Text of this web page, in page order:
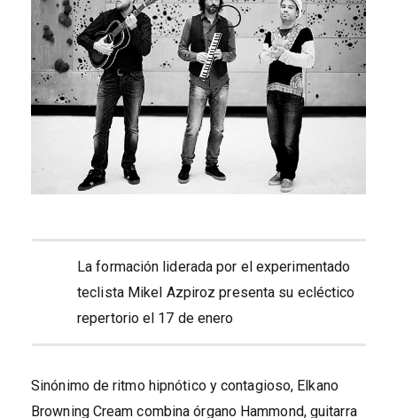
La formación liderada por el experimentado
teclista Mikel Azpiroz presenta su ecléctico
repertorio el 17 de enero
Sinónimo de ritmo hipnótico y contagioso, Elkano
Browning Cream combina órgano Hammond, guitarra